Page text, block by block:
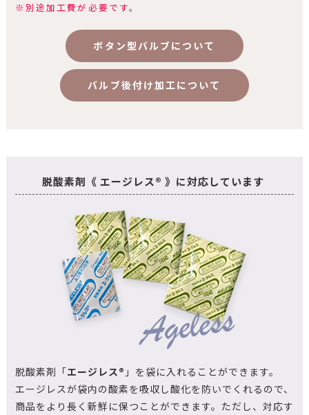
※別途加工費が必要です。
ボタン型バルブについて
バルブ後付け加工について
脱酸素剤《 エージレス® 》に対応しています
脱酸素剤「エージレス® 」を袋に入れることができます。
エージレスが袋内の酸素を吸収し酸化を防いでくれるので、
商品をより長く新鮮に保つことができます。ただし、対応す